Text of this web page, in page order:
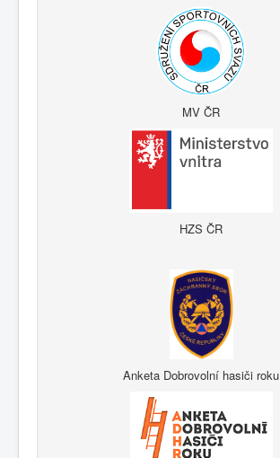
MV ČR
HZS ČR
Anketa Dobrovolní hasiči roku